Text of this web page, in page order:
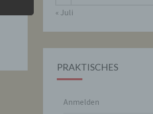
« Juli
PRAKTISCHES
Anmelden